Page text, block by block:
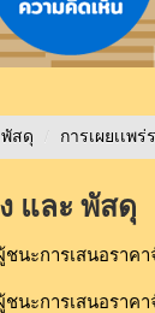
พัสดุ / การเผยเเพ
และ พัสดุ
นะการเสนอราค
นะการเสนอราค